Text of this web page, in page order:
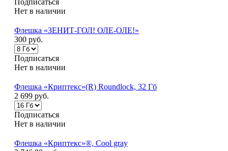
Подписаться
Нет в наличии
Флешка «ЗЕНИТ-ГОЛ! ОЛЕ-ОЛЕ!»
300 руб.
Подписаться
Нет в наличии
Флешка «Криптекс»(R) Roundlock, 32 Гб
2 699 руб.
Подписаться
Нет в наличии
Флешка «Криптекс»®, Cool gray